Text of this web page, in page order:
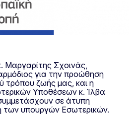
Μαργαρίτης Σχοινάς,
για την προώθηση
τρόπου ζωής μας, και η
Υποθέσεων κ. Ίλβα
σε άτυπη
των υπουργών Εσωτερικών.